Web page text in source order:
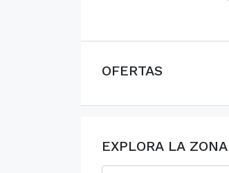
OFERTAS
EXPLORA LA ZONA